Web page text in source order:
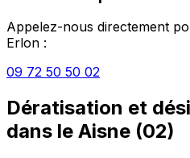
Appelez-nous directement
Erlon :
09 72 50 50 02
Dératisation et
dans le Aisne (02)